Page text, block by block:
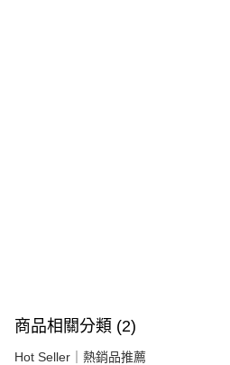
商品相關分類 (2)
Hot Seller｜熱銷品推薦